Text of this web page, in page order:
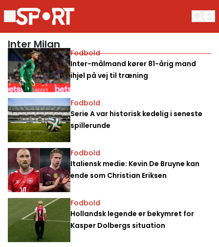
Inter Milan
Fodbold
Inter-målmand kører 81-årig mand
ihjel på vej til træning
Fodbold
Serie A var historisk kedelig i seneste
spillerunde
Fodbold
Italiensk medie: Kevin De Bruyne kan
ende som Christian Eriksen
Fodbold
Hollandsk legende er bekymret for
Kasper Dolbergs situation